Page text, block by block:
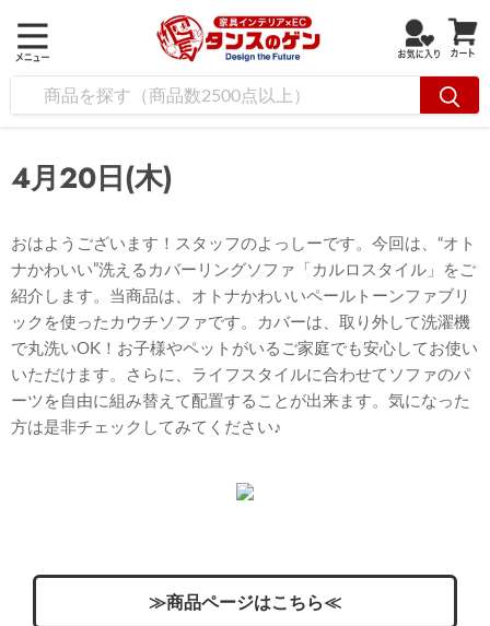
4月20日(木)
おはようございます！スタッフのよっしーです。今回は、“オト
ナかわいい”洗えるカバーリングソファ「カルロスタイル」をご
紹介します。当商品は、オトナかわいいペールトーンファブリ
ックを使ったカウチソファです。カバーは、取り外して洗濯機
で丸洗いOK！お子様やペットがいるご家庭でも安心してお使い
いただけます。さらに、ライフスタイルに合わせてソファのパ
ーツを自由に組み替えて配置することが出来ます。気になった
方は是非チェックしてみてください♪
≫商品ページはこちら≪